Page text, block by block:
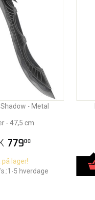
- Metal
- 47,5 cm
77900
på lager!
5 hverdage